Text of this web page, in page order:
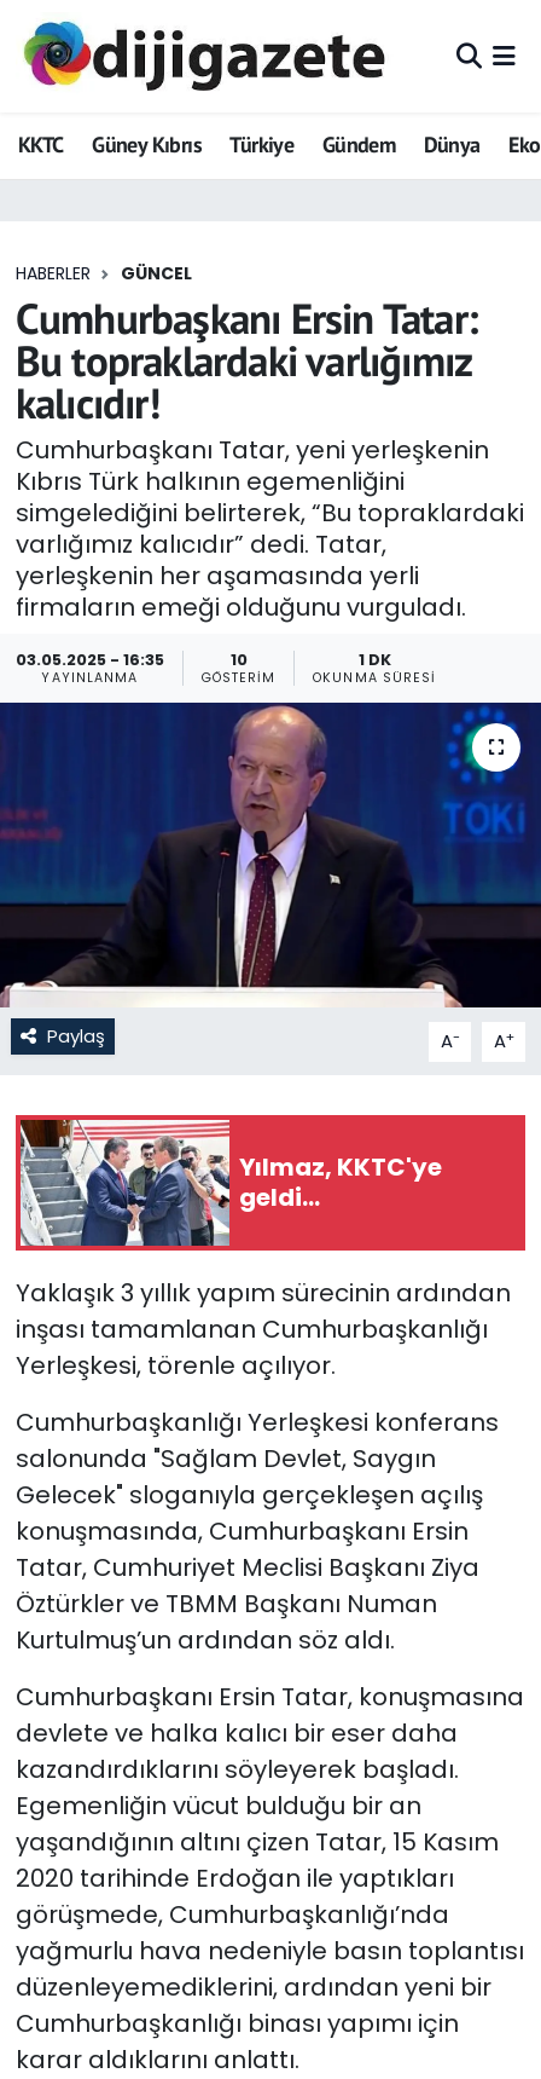
KKTC Güney Kıbrıs Türkiye Gündem Dünya
HABERLER GÜNCEL
Cumhurbaşkanı Ersin Tatar:
Bu topraklardaki varlığımız
kalıcıdır!
Cumhurbaşkanı Tatar, yeni yerleşkenin
Kıbrıs Türk halkının egemenliğini
simgelediğini belirterek, “Bu topraklardaki
varlığımız kalıcıdır” dedi. Tatar,
yerleşkenin her aşamasında yerli
firmaların emeği olduğunu vurguladı.
03.05.2025 - 16:35
YAYINLANMA
10
GÖSTERIM
1 DK
OKUNMA SÜRESI
Paylaş A- A+
Yılmaz, KKTC'ye
geldi...
Yaklaşık 3 yıllık yapım sürecinin ardından
inşası tamamlanan Cumhurbaşkanlığı
Yerleşkesi, törenle açılıyor.
Cumhurbaşkanlığı Yerleşkesi konferans
salonunda "Sağlam Devlet, Saygın
Gelecek" sloganıyla gerçekleşen açılış
konuşmasında, Cumhurbaşkanı Ersin
Tatar, Cumhuriyet Meclisi Başkanı Ziya
Öztürklerve TBMM Başkanı Numan
Kurtulmuş’un ardından söz aldı.
Cumhurbaşkanı Ersin Tatar, konuşmasına
devlete ve halka kalıcı bir eser daha
kazandırdıklarını söyleyerek başladı.
Egemenliğin vücut bulduğu bir an
yaşandığının altını çizen Tatar, 15 Kasım
2020 tarihinde Erdoğan ile yaptıkları
görüşmede, Cumhurbaşkanlığı’nda
yağmurlu hava nedeniyle basın toplantısı
düzenleyemediklerini, ardından yeni bir
Cumhurbaşkanlığı binası yapımı için
karar aldıklarını anlattı.
ADVERTORIAL
Dijigazete
Eğitim
Ekonomi
Foto Galeri
GEZİ
Güncel
Gündem
KKTC
KKTC YEREL SEÇİM 2018
Magazin
Moda
Nöbetçi Eczaneler
Otomobil Dünyası
SAĞLIK
Spor
TÜRKiYE
Video Galeri
YAŞAM
Yazarlar
Hava Durumu
Trafik Durumu
Tüm Manşetler
Son Dakika Haberleri
Haber Arşivi